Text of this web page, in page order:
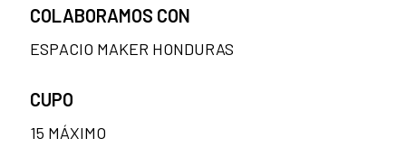
COLABORAMOS CON
ESPACIO MAKER HONDURAS
CUPO
15 MÁXIMO